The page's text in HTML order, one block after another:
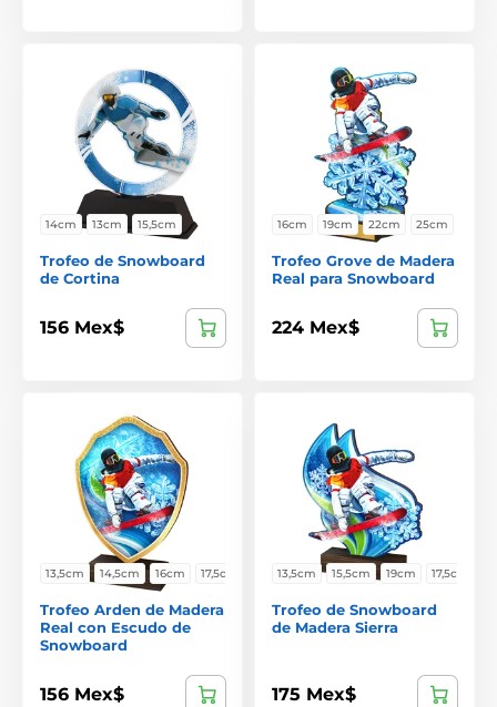
14cm 13cm 15,5cm
Trofeo de Snowboard
de Cortina
156 Mex$
16cm 19cm 22cm 25cm
Trofeo Grove de Madera
Real para Snowboard
224 Mex$
13,5cm 14,5cm 16cm 17,5cm
Trofeo Arden de Madera
Real con Escudo de
Snowboard
156 Mex$
13,5cm 15,5cm 19cm 17,5cm
Trofeo de Snowboard
de Madera Sierra
175 Mex$